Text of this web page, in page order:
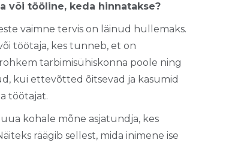
või tööline, keda hinnatakse?
vaimne tervis on läinud hullemaks.
töötaja, kes tunneb, et on
tarbimisühiskonna poole ning
kui ettevõtted õitsevad ja kasumid
töötajat.
kohale mõne asjatundja, kes
räägib sellest, mida inimene ise